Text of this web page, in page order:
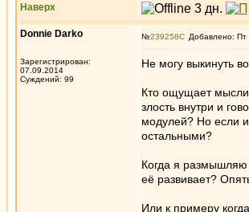
Наверх
Donnie Darko
Зарегистрирован:
07.09.2014
Суждений: 99
№239258 Добавлено: Пт
Не могу выкинуть
Кто ощущает мысли
злость внутри и
модулей? Но если
остальными?
Когда я размышляю
её развивает?
Или к примеру